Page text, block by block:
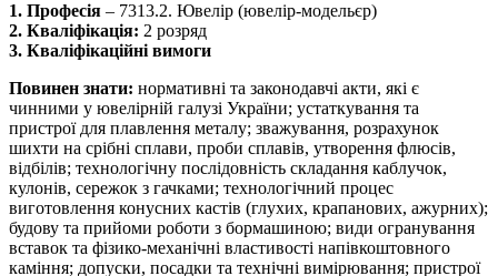
1. Професія – 7313.2. Ювелір (ювелір-модельєр)
2. Кваліфікація: 2 розряд
3. Кваліфікаційні вимоги
Повинен знати: нормативні та законодавчі акти, які є
чинними у ювелірній галузі України; устаткування та
пристрої для плавлення металу; зважування, розрахунок
шихти на срібні сплави, проби сплавів, утворення флюсів,
відбілів; технологічну послідовність складання каблучок,
кулонів, сережок з гачками; технологічний процес
виготовлення конусних кастів (глухих, крапанових, ажурних);
будову та прийоми роботи з бормашиною; види огранування
вставок та фізико-механічні властивості напівкоштовного
каміння; допуски, посадки та технічні вимірювання; пристрої